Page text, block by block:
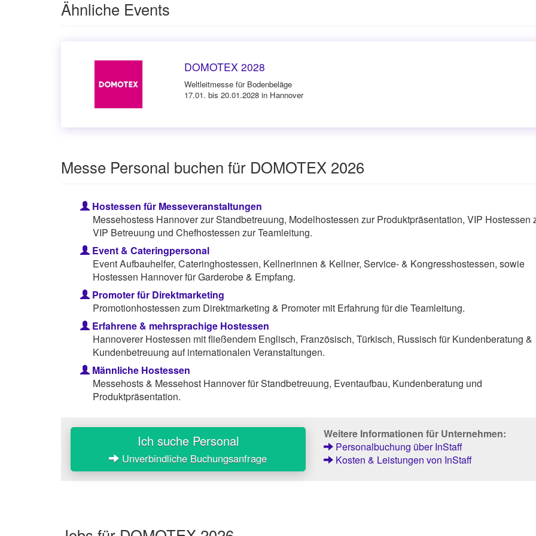
Ähnliche Events
DOMOTEX 2028
Weltleitmesse für Bodenbeläge
17.01. bis 20.01.2028 in Hannover
Messe Personal buchen für DOMOTEX 2026
Hostessen für Messeveranstaltungen
Messehostess Hannover zur Standbetreuung, Modelhostessen zur Produktpräsentation, VIP Hostessen
VIP Betreuung und Chefhostessen zur Teamleitung.
Event & Cateringpersonal
Event Aufbauhelfer, Cateringhostessen, Kellnerinnen & Kellner, Service- & Kongresshostessen, sowie
Hostessen Hannover für Garderobe & Empfang.
Promoter für Direktmarketing
Promotionhostessen zum Direktmarketing & Promoter mit Erfahrung für die Teamleitung.
Erfahrene & mehrsprachige Hostessen
Hannoverer Hostessen mit fließendem Englisch, Französisch, Türkisch, Russisch für Kundenberatung &
Kundenbetreuung auf internationalen Veranstaltungen.
Männliche Hostessen
Messehosts & Messehost Hannover für Standbetreuung, Eventaufbau, Kundenberatung und
Produktpräsentation.
Ich suche Personal
Unverbindliche Buchungsanfrage
Weitere Informationen für Unternehmen:
Personalbuchung über InStaff
Kosten & Leistungen von InStaff